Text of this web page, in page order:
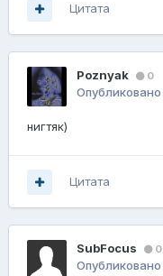
Цитата
Poznyak 0
Опубликовано
нигтяк)
Цитата
SubFocus 0
Опубликовано